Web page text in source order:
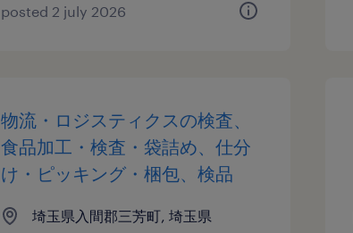
posted 2 july 2026
物流・ロジスティクスの検査、
食品加工・検査・袋詰め、仕分
け・ピッキング・梱包、検品
埼玉県入間郡三芳町, 埼玉県